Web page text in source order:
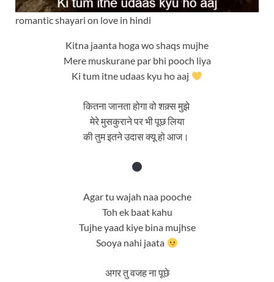
romantic shayari on love in hindi
Kitna jaanta hoga wo shaqs mujhe
Mere muskurane par bhi pooch liya
Ki tum itne udaas kyu ho aaj
कितना जानता होगा वो शक़्स मुझे
मेरे मुसकुराने पर भी पूछ लिया
की तुम इतने उदास क्यू हो आज।
Agar tu wajah naa pooche
Toh ek baat kahu
Tujhe yaad kiye bina mujhse
Sooya nahi jaata
अगर तु वजह ना पूछे